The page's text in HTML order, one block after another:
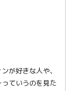
が好きな人や、
ていうのを見た